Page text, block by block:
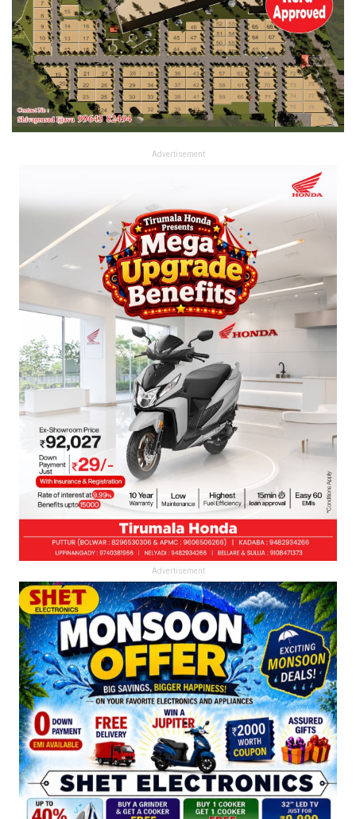
Advertisement
Advertisement